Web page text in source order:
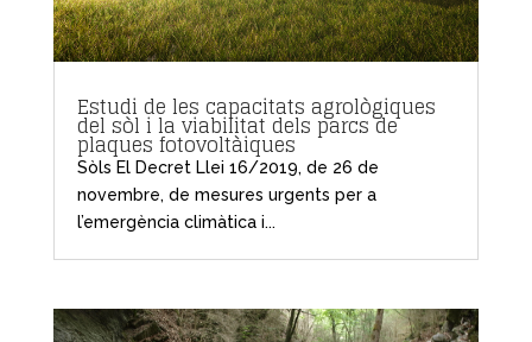
Estudi de les capacitats agrològiques
del sòl i la viabilitat dels parcs de
plaques fotovoltàiques
Sòls El Decret Llei 16/2019, de 26 de
novembre, de mesures urgents per a
l’emergència climàtica i...